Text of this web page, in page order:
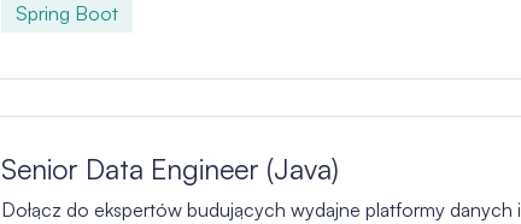
Spring Boot
Senior Data Engineer (Java)
Dołącz do ekspertów budujących wydajne platformy danych i